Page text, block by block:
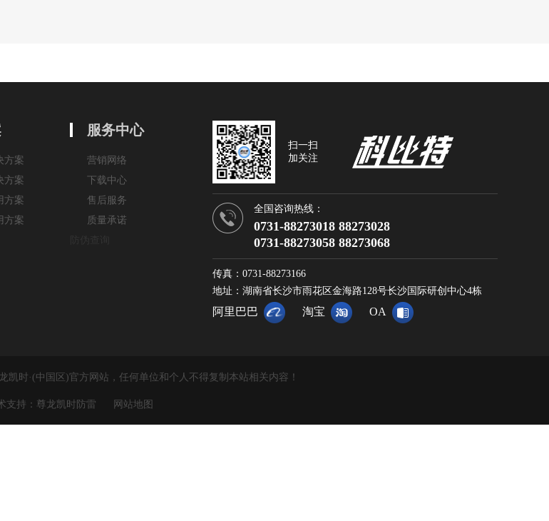
方案
方案
方案
方案
服务中心
营销网络
下载中心
售后服务
质量承诺
扫一扫
加关注
全国咨询热线：
0731-88273018 88273028
0731-88273058 88273068
传真：0731-88273166
地址：湖南省长沙市雨花区金海路128号长沙国际研创中心4栋
阿里巴巴 淘宝 OA
凯时·(中国区)官方网站，任何单位和个人不得复制本站相关内容！
支持：尊龙凯时防雷 网站地图